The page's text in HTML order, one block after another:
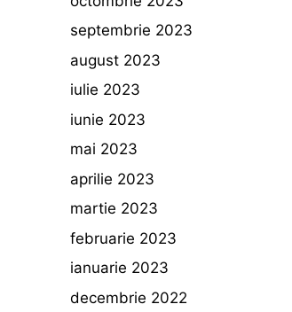
septembrie 2023
august 2023
iulie 2023
iunie 2023
mai 2023
aprilie 2023
martie 2023
februarie 2023
ianuarie 2023
decembrie 2022